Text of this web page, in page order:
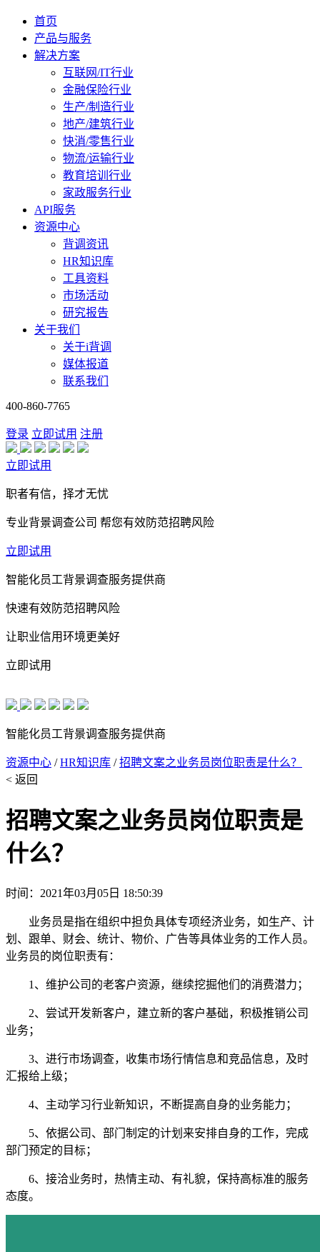
首页
产品与服务
解决方案
互联网/IT行业
金融保险行业
生产/制造行业
地产/建筑行业
快消/零售行业
物流/运输行业
教育培训行业
家政服务行业
API服务
资源中心
背调资讯
HR知识库
工具资料
市场活动
研究报告
关于我们
关于i背调
媒体报道
联系我们
400-860-7765
登录 立即试用 注册
立即试用
职者有信，择才无忧
专业背景调查公司 帮您有效防范招聘风险
立即试用
智能化员工背景调查服务提供商
快速有效防范招聘风险
让职业信用环境更美好
立即试用
智能化员工背景调查服务提供商
资源中心 /HR知识库 /招聘文案之业务员岗位职责是什么？
< 返回
招聘文案之业务员岗位职责是
什么？
时间：2021年03月05日 18:50:39
业务员是指在组织中担负具体专项经济业务，如生产、计
划、跟单、财会、统计、物价、广告等具体业务的工作人员。
业务员的岗位职责有：
1、维护公司的老客户资源，继续挖掘他们的消费潜力；
2、尝试开发新客户，建立新的客户基础，积极推销公司
业务；
3、进行市场调查，收集市场行情信息和竞品信息，及时
汇报给上级；
4、主动学习行业新知识，不断提高自身的业务能力；
5、依据公司、部门制定的计划来安排自身的工作，完成
部门预定的目标；
6、接洽业务时，热情主动、有礼貌，保持高标准的服务
态度。